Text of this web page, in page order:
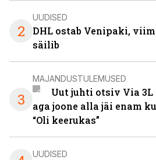
2
UUDISED
DHL ostab Venipaki,
säilib
3
MAJANDUSTULEMUSED
Uut juhti otsiv Via 3L
aga joone alla jäi enam
“Oli keerukas”
UUDISED